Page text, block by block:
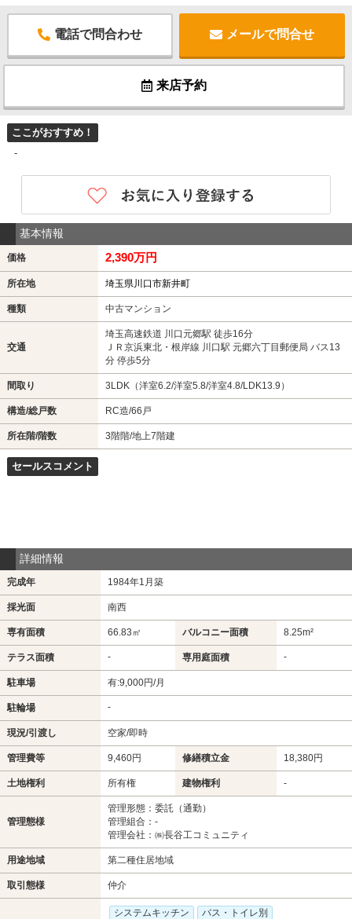
電話で問合わせ メールで問合せ
来店予約
ここがおすすめ！
-
基本情報
価格 2,390万円
所在地 埼玉県川口市新井町
種類 中古マンション
交通
埼玉高速鉄道 川口元郷駅 徒歩16分
ＪＲ京浜東北・根岸線 川口駅 元郷六丁目郵便局 バス13
分 停歩5分
間取り 3LDK（洋室6.2/洋室5.8/洋室4.8/LDK13.9）
構造/総戸数 RC造/66戸
所在階/階数 3階階/地上7階建
セールスコメント
詳細情報
完成年 1984年1月築
採光面 南西
専有面積 66.83㎡ バルコニー面積 8.25m²
テラス面積 - 専用庭面積 -
駐車場 有:9,000円/月
駐輪場 -
現況/引渡し 空家/即時
管理費等 9,460円 修繕積立金 18,380円
土地権利 所有権 建物権利 -
管理態様
管理形態：委託（通勤）
管理組合：-
管理会社：㈱長谷工コミュニティ
用途地域 第二種住居地域
取引態様 仲介
システムキッチン
バス・トイレ別